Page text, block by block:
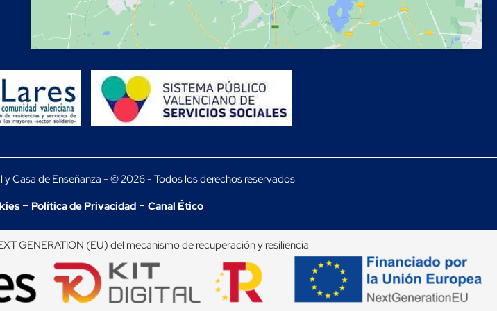
Casa de Enseñanza - © 2026 - Todos los derechos reservados
- Política de Privacidad- Canal Ético
GENERATION (EU) del mecanismo de recuperación y resiliencia